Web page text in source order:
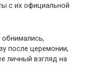
с их официальной
после церемонии,
личный взгляд на